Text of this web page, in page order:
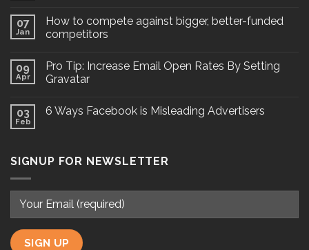
07
Jan
How to compete against bigger, better-funded
competitors
09
Apr
Pro Tip: Increase Email Open Rates By Setting
Gravatar
03
Feb
6 Ways Facebook is Misleading Advertisers
SIGNUP FOR NEWSLETTER